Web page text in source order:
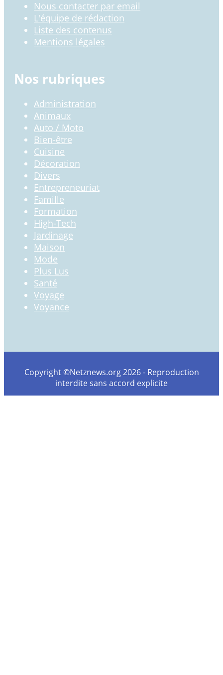
Nous contacter par email
L'équipe de rédaction
Liste des contenus
Mentions légales
Nos rubriques
Administration
Animaux
Auto / Moto
Bien-être
Cuisine
Décoration
Divers
Entrepreneuriat
Famille
Formation
High-Tech
Jardinage
Maison
Mode
Plus Lus
Santé
Voyage
Voyance
Copyright ©Netznews.org 2026 - Reproduction
interdite sans accord explicite